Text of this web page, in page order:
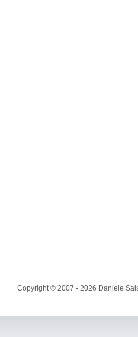
Copyright © 2007 - 2026 Daniele